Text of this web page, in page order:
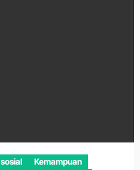
Kemampuan